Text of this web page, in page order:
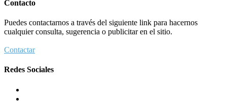
Contacto
Puedes contactarnos a través del siguiente link para hacernos
cualquier consulta, sugerencia o publicitar en el sitio.
Contactar
Redes Sociales